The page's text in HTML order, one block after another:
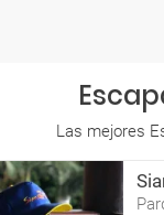
Las mejores